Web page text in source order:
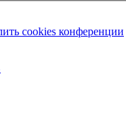
cookies конференции